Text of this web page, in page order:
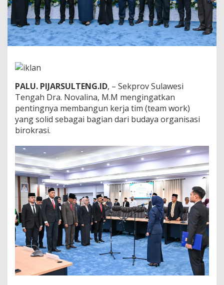
a
r
u
u
k
a
n
K
j
a
T
i
m
,
J
n
g
a
n
J
a
l
PALU. PIJARSULTENG.ID, – Sekprov Sulawesi
Tengah Dra. Novalina, M.M mengingatkan
pentingnya membangun kerja tim (team work)
yang solid sebagai bagian dari budaya organisasi
birokrasi.